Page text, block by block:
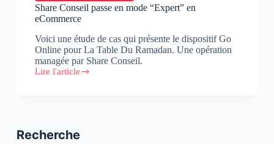
Share Conseil passe en mode “Expert” en
eCommerce
Voici une étude de cas qui présente le dispositif Go
Online pour La Table Du Ramadan. Une opération
managée par Share Conseil.
Lire l'article
Share
en
Recherche